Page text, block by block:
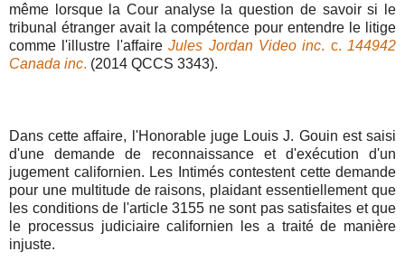
même lorsque la Cour analyse la question de savoir si le
tribunal étranger avait la compétence pour entendre le litige
comme l'illustre l'affaireJules Jordan Video inc. c. 144942
Canada inc. (2014 QCCS 3343).
Dans cette affaire, l'Honorable juge Louis J. Gouin est saisi
d'une demande de reconnaissance et d'exécution d'un
jugement californien. Les Intimés contestent cette demande
pour une multitude de raisons, plaidant essentiellement que
les conditions de l'article 3155 ne sont pas satisfaites et que
le processus judiciaire californien les a traité de manière
injuste.